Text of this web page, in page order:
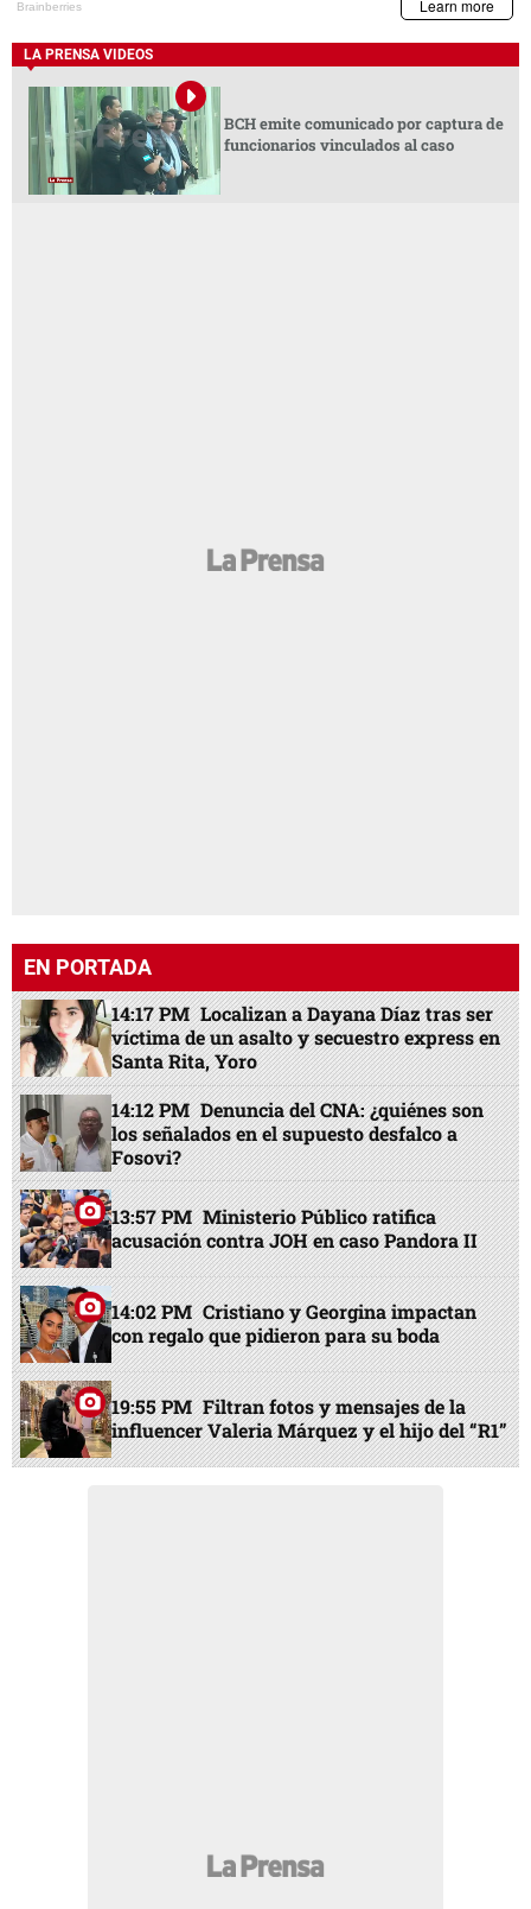
LA PRENSA VIDEOS
BCH emite comunicado por captura de
funcionarios vinculados al caso
EN PORTADA
14:17 PM Localizan a Dayana Díaz tras ser
víctima de un asalto y secuestro express en
Santa Rita, Yoro
14:12 PM Denuncia del CNA: ¿quiénes son
los señalados en el supuesto desfalco a
Fosovi?
13:57 PM Ministerio Público ratifica
acusación contra JOH en caso Pandora II
14:02 PM Cristiano y Georgina impactan
con regalo que pidieron para su boda
19:55 PM Filtran fotos y mensajes de la
influencer Valeria Márquez y el hijo del “R1”